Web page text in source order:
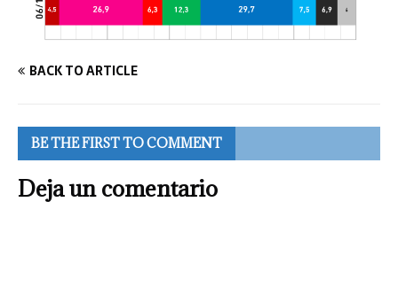
BACK TO ARTICLE
BE THE FIRST TO COMMENT
Deja un comentario